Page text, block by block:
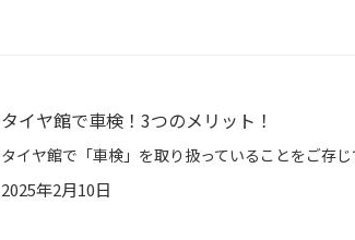
タイヤ館で車検！3つのメリット！
2025年2月10日